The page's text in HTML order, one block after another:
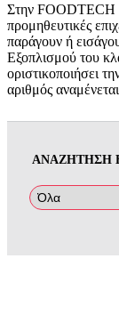
Στην FOODTECH
προμηθευτικές
παράγουν ή
Εξοπλισμού του
οριστικοποιήσει
αριθμός
ΑΝΑΖΗΤΗΣΗ